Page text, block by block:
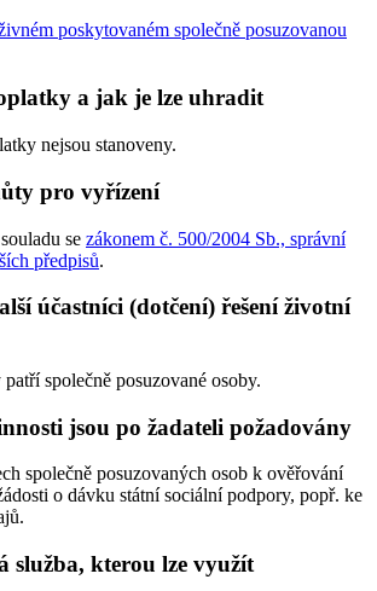
poskytovaném společně posuzovanou
a jak je lze uhradit
nejsou stanoveny.
pro vyřízení
se zákonem č. 500/2004 Sb., správní
předpisů.
účastníci (dotčení) řešení životní
společně posuzované osoby.
jsou po žadateli požadovány
společně posuzovaných osob k ověřování
o dávku státní sociální podpory, popř. ke
služba, kterou lze využít